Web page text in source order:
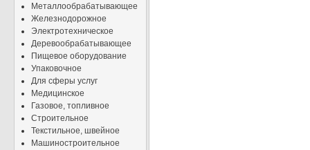
Металлообрабатывающее
Железнодорожное
Электротехническое
Деревообрабатывающее
Пищевое оборудование
Упаковочное
Для сферы услуг
Медицинское
Газовое, топливное
Строительное
Текстильное, швейное
Машиностроительное